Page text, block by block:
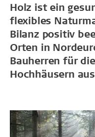
Holz ist ein
flexibles
Bilanz positiv
Orten in
Bauherren für
Hochhäusern